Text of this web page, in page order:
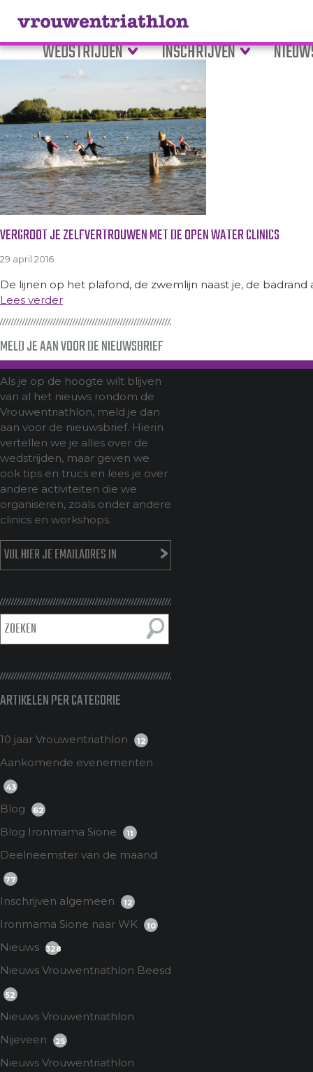
WEDSTRIJDEN INSCHRIJVEN
Tag Archive: gevorderden
VERGROOT JE ZELFVERTROUWEN MET DE OPEN WATER CLINICS
29 april 2016
De lijnen op het plafond, de zwemlijn naast je, de
Lees verder
MELD JE AAN VOOR DE NIEUWSBRIEF
Als je op de hoogte wilt blijven
van al het nieuws rondom de
Vrouwentriathlon, meld je dan
aan voor de nieuwsbrief. Hierin
vertellen we je alles over de
wedstrijden, maar geven we
ook tips en trucs en lees je over
andere activiteiten die we
organiseren, zoals onder andere
clinics en workshops.
ARTIKELEN PER CATEGORIE
10 jaar Vrouwentriathlon 12
Aankomende evenementen
43
Blog 62
Blog Ironmama Sione 11
Deelneemster van de maand
77
Inschrijven algemeen 12
Ironmama Sione naar WK 10
Nieuws 328
Nieuws Vrouwentriathlon Beesd
52
Nieuws Vrouwentriathlon
Nijeveen
25
Nieuws Vrouwentriathlon